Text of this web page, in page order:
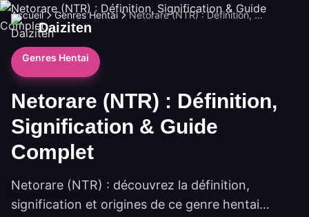
Daiziten
Accueil Genres Hentai Netorare (NTR) : Définition, Signification & Guide Complet
Genres Hentai
Netorare (NTR) : Définition,
Signification & Guide
Complet
Netorare (NTR) : découvrez la définition,
signification et origines de ce genre hentai